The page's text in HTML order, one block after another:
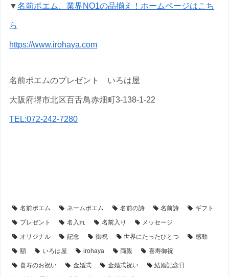
▼名前ポエム、業界NO1の品揃え！ホームページはこち
ら
https://www.irohaya.com
名前ポエムのプレゼント いろは屋
大阪府堺市北区百舌鳥赤畑町3-138-1-22
TEL:072-242-7280
名前ポエム ネームポエム 名前の詩 名前詩
ギフト
プレゼント
名入れ 名前入り
メッセージ
オリジナル
記念 御祝 世界にたったひとつ
感動
額
いろは屋 irohaya 両親
喜寿御祝
喜寿のお祝い
金婚式 金婚式祝い
結婚記念日